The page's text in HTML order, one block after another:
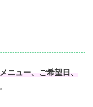
メニュー、ご希望日、
。